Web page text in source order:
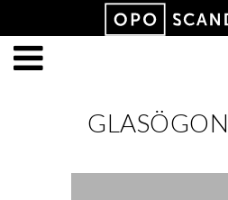
Produkten har lagts i din varukorg
VISA VARUKORGEN TILL